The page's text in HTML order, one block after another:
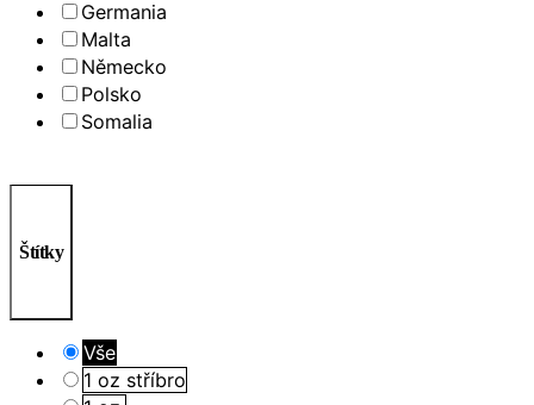
Germania
Malta
Německo
Polsko
Somalia
Štítky
Vše
1 oz stříbro